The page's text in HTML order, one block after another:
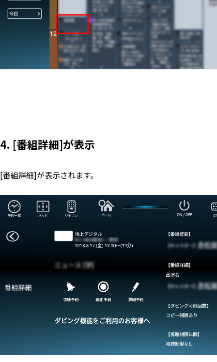
4. [番組詳細]が表示
[番組詳細]が表示されます。